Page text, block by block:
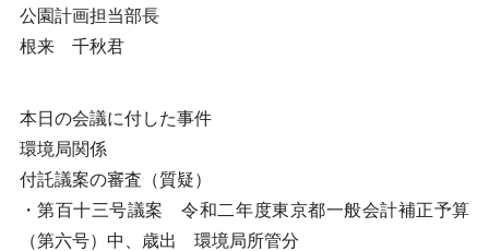
公園計画担当部長
根来 千秋君
本日の会議に付した事件
環境局関係
付託議案の審査（質疑）
・第百十三号議案 令和二年度東京都一般会計補正予算
（第六号）中、歳出 環境局所管分